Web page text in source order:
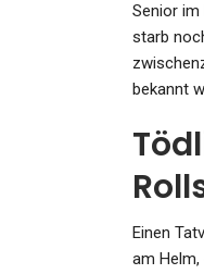
Senior im
starb
bekannt
Einen
am